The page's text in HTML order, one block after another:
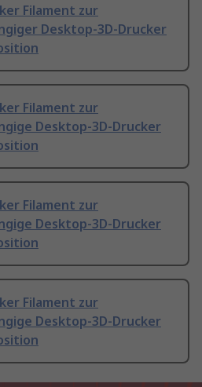
Filament zur
Desktop-3D-Drucker
Filament zur
Desktop-3D-Drucker
Filament zur
Desktop-3D-Drucker
Filament zur
Desktop-3D-Drucker